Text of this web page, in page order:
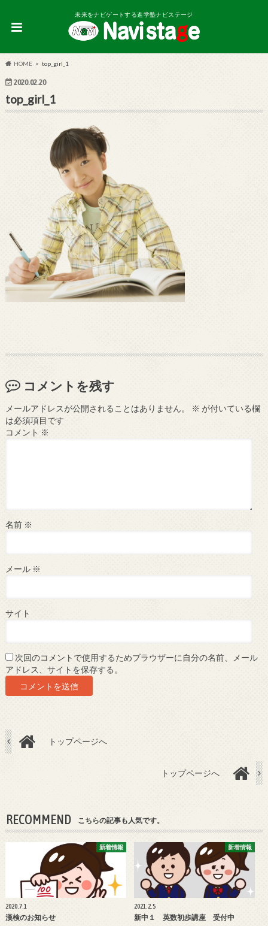
未来をナビゲートする進学塾ナビステージ
HOME top_girl_1
2020.02.20
top_girl_1
コメントを残す
メールアドレスが公開されることはありません。 ※ が付いている欄
は必須項目です
コメント ※
名前 ※
メール ※
サイト
次回のコメントで使用するためブラウザーに自分の名前、メール
アドレス、サイトを保存する。
トップページへ
トップページへ
RECOMMEND こちらの記事も人気です。
新着情報
2020.7.1
漢検のお知らせ
新着情報
2021.2.5
新中１ 英数初歩講座 受付中